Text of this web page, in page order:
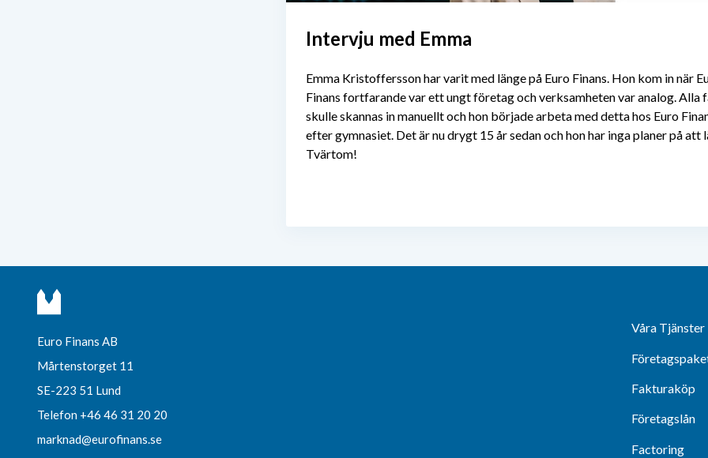
Intervju med Emma
Emma Kristoffersson har varit med länge på Euro Finans. Hon kom in när
Finans fortfarande var ett ungt företag och verksamheten var analog. Alla
skulle skannas in manuellt och hon började arbeta med detta hos Euro
efter gymnasiet. Det är nu drygt 15 år sedan och hon har inga planer på att
Tvärtom!
Euro Finans AB
Mårtenstorget 11
SE-223 51 Lund
Telefon +46 46 31 20 20
marknad@eurofinans.se
Våra Tjänster
Fakturaköp
Företagslån
Factoring